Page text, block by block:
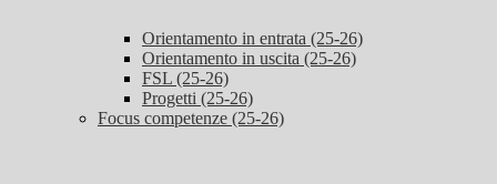
Orientamento in entrata (25-26)
Orientamento in uscita (25-26)
FSL (25-26)
Progetti (25-26)
Focus competenze (25-26)